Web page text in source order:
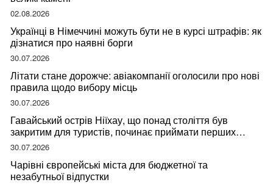
02.08.2026
Українці в Німеччині можуть бути не в курсі штрафів: як
дізнатися про наявні борги
30.07.2026
Літати стане дорожче: авіакомпанії оголосили про нові
правила щодо вибору місць
30.07.2026
Гавайський острів Ніїхау, що понад століття був
закритим для туристів, починає приймати перших
відвідувачів
30.07.2026
Чарівні європейські міста для бюджетної та
незабутньої відпустки